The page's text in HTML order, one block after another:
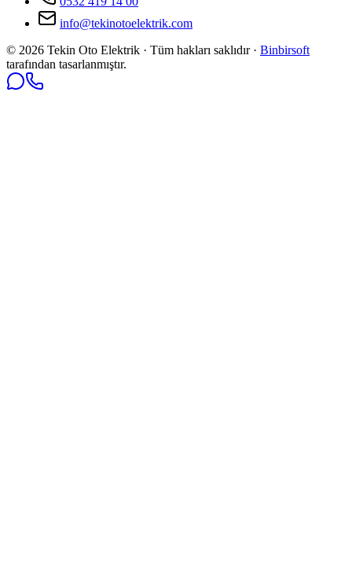
info@tekinotoelektrik.com
© 2026 Tekin Oto Elektrik · Tüm hakları saklıdır · Binbirsoft
tarafından tasarlanmıştır.